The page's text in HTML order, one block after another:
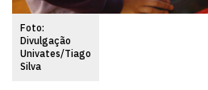
Foto:
Divulgação
Univates/Tiago
Silva